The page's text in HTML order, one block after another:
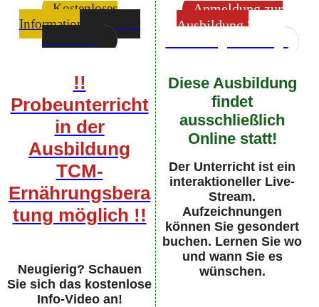
Kostenloses
Informationsvideo zur
Ausbildung
!!
Probeunterricht
in der
Ausbildung
TCM-
Ernährungsbera
tung möglich !!
Neugierig? Schauen
Sie sich das kostenlose
Info-Video an!
Anmeldung zur
Ausbildung "TCM-
Diese Ausbildung
findet
ausschließlich
Online statt!
Der Unterricht ist ein
interaktioneller Live-
Stream.
Aufzeichnungen
können Sie gesondert
buchen. Lernen Sie wo
und wann Sie es
wünschen.